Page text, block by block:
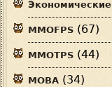
Экономические
MMOFPS (67)
MMOTPS (44)
MOBA (34)